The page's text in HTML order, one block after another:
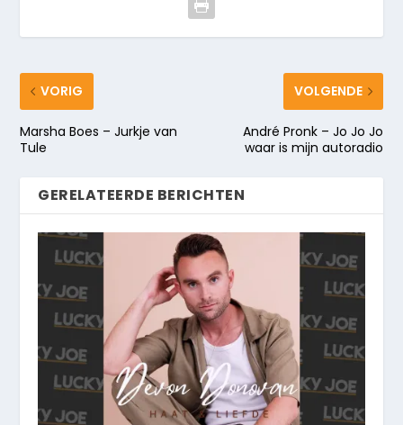
VORIG
Marsha Boes – Jurkje van
Tule
VOLGENDE
André Pronk – Jo Jo Jo
waar is mijn autoradio
GERELATEERDE BERICHTEN